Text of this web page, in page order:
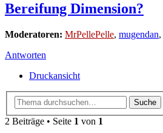
Bereifung Dimension?
Moderatoren: MrPellePelle, mugendan,
Antworten
Druckansicht
Suche
2 Beiträge • Seite 1 von 1